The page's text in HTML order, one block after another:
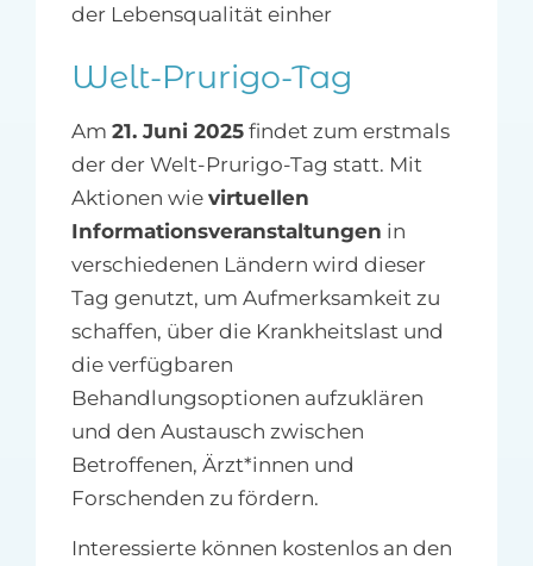
der Lebensqualität einher
Welt-Prurigo-Tag
Am 21. Juni 2025findet zum erstmals
der der Welt-Prurigo-Tag statt. Mit
Aktionen wie virtuellen
Informationsveranstaltungen in
verschiedenen Ländern wird dieser
Tag genutzt, um Aufmerksamkeit zu
schaffen, über die Krankheitslast und
die verfügbaren
Behandlungsoptionen aufzuklären
und den Austausch zwischen
Betroffenen, Ärzt*innen und
Forschenden zu fördern.
Interessierte können kostenlos an den